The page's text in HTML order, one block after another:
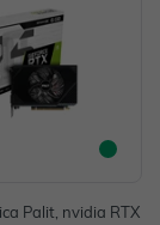
Palit, nvidia RTX